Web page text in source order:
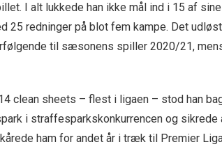
I alt lukkede han ikke mål ind i 15 af
redninger på blot fem kampe. Det
til sæsonens spiller 2020/21,
clean sheets – flest i ligaen – stod han
i straffesparkskonkurrencen og
ham for andet år i træk til Premier